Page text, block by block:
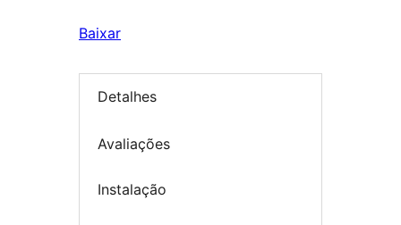
Baixar
Detalhes
Avaliações
Instalação